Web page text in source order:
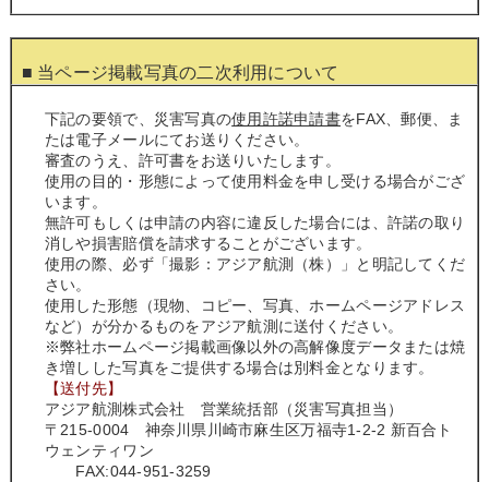
■ 当ページ掲載写真の二次利用について
下記の要領で、災害写真の使用許諾申請書をFAX、郵便、ま
たは電子メールにてお送りください。
審査のうえ、許可書をお送りいたします。
使用の目的・形態によって使用料金を申し受ける場合がござ
います。
無許可もしくは申請の内容に違反した場合には、許諾の取り
消しや損害賠償を請求することがございます。
使用の際、必ず「撮影：アジア航測（株）」と明記してくだ
さい。
使用した形態（現物、コピー、写真、ホームページアドレス
など）が分かるものをアジア航測に送付ください。
※弊社ホームページ掲載画像以外の高解像度データまたは焼
き増しした写真をご提供する場合は別料金となります。
【送付先】
アジア航測株式会社 営業統括部（災害写真担当）
〒215-0004 神奈川県川崎市麻生区万福寺1-2-2 新百合ト
ウェンティワン
FAX:044-951-3259